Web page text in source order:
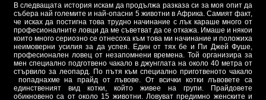
В следващата история искам да продължа разказа си за моя опит да
събера най големите и най-опасни 5 животни в Африка. Самият факт,
че исках да постигна това трудно начинание с лък караше много от
професионалните ловци да ме съветват да се откажа. Имаше и някои
които много сериозно се отнесоха към това ми начинание и положиха
неимоверни усилия за да успея. Един от тях бе и Пи Джей Фуше,
професионален ловец от незапомнени времена. Той организира за
мен специално подготвено чакало в джунглата на около 40 метра от
стървило за леопард. По пътя към специално приготвеното чакало
попаднахме на прайд от лъвове. От всички котки лъвовете са
единственият вид котки, който живее на групи. Прайдовете
обикновено са от около 15 животни. Ловуват предимно женските и